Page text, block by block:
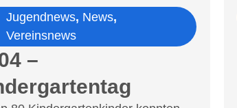
Jugendnews, News,
Vereinsnews
–